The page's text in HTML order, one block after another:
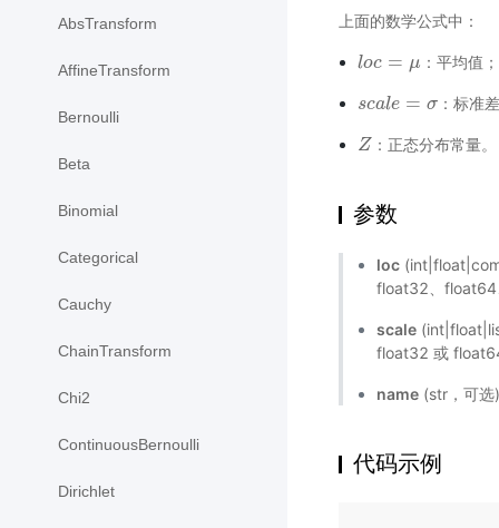
AbsTransform
AffineTransform
Bernoulli
Beta
Binomial
Categorical
Cauchy
ChainTransform
Chi2
ContinuousBernoulli
Dirichlet
上面的数学公式中：
loc = μ
loc= μ ：平均值；
scale = σ
scale= σ ：标准
Z
Z ：正态分布常量。
参数
loc
float32、
scale
float32 或
name (str，可
代码示例